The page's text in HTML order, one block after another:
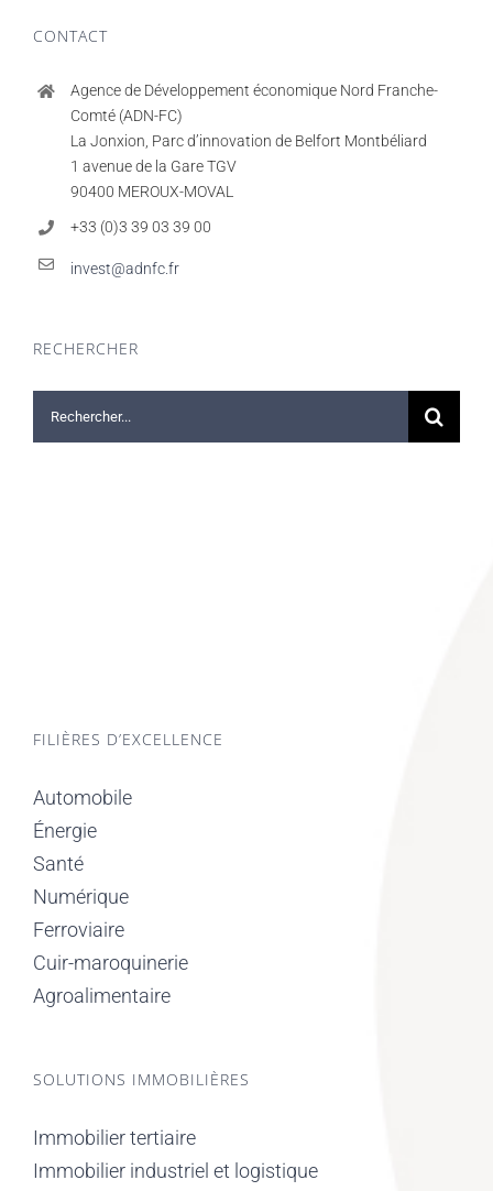
CONTACT
Agence de Développement économique Nord Franche-
Comté (ADN-FC)
La Jonxion, Parc d’innovation de Belfort Montbéliard
1 avenue de la Gare TGV
90400 MEROUX-MOVAL
+33 (0)3 39 03 39 00
invest@adnfc.fr
RECHERCHER
Rechercher:
FILIÈRES D’EXCELLENCE
Automobile
Énergie
Santé
Numérique
Ferroviaire
Cuir-maroquinerie
Agroalimentaire
SOLUTIONS IMMOBILIÈRES
Immobilier tertiaire
Immobilier industriel et logistique